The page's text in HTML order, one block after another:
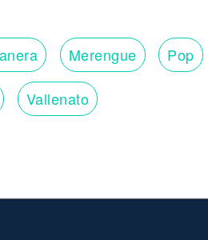
Merengue Pop
Vallenato